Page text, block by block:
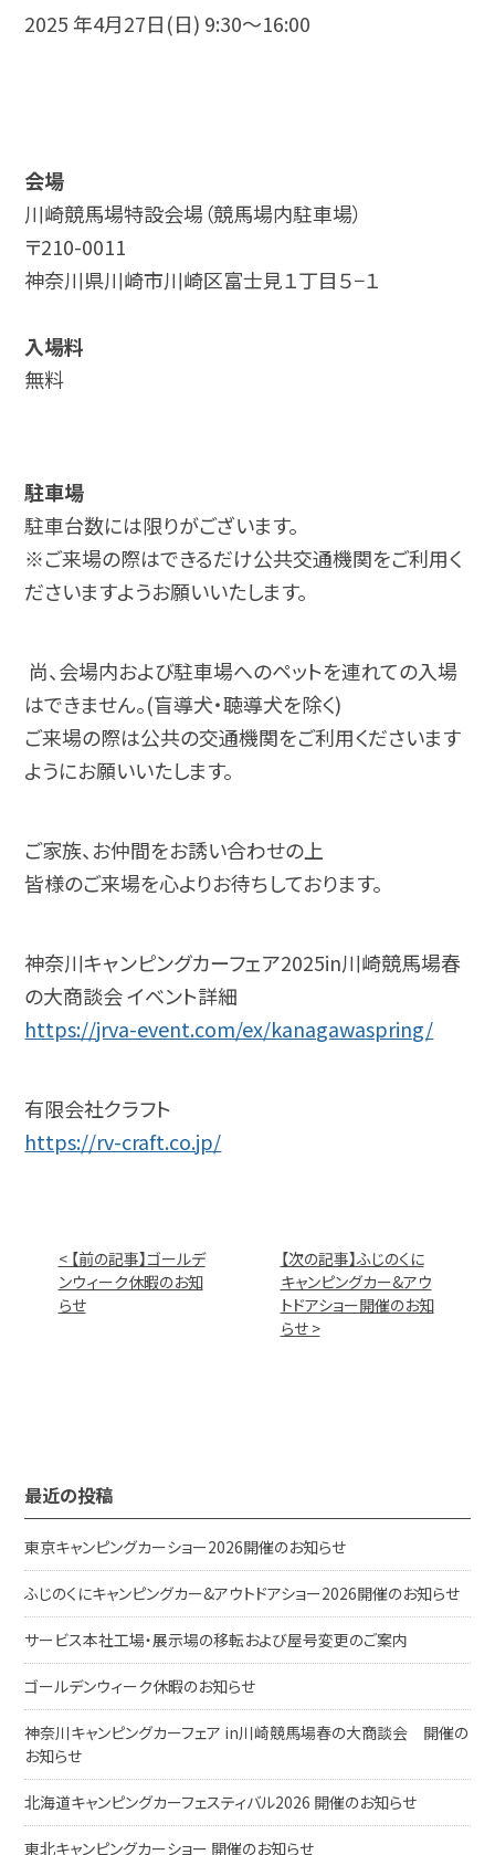
2025 年4月27日(日) 9:30～16:00
会場
川崎競馬場特設会場（競馬場内駐車場）
〒210-0011
神奈川県川崎市川崎区富士見１丁目５−１
入場料
無料
駐車場
駐車台数には限りがございます。
※ご来場の際はできるだけ公共交通機関をご利用く
ださいますようお願いいたします。
尚、会場内および駐車場へのペットを連れての入場
はできません。(盲導犬・聴導犬を除く)
ご来場の際は公共の交通機関をご利用くださいます
ようにお願いいたします。
ご家族、お仲間をお誘い合わせの上
皆様のご来場を心よりお待ちしております。
神奈川キャンピングカーフェア2025in川崎競馬場春
の大商談会 イベント詳細
https://jrva-event.com/ex/kanagawaspring/
有限会社クラフト
https://rv-craft.co.jp/
< 【前の記事】ゴールデ
ンウィーク休暇のお知
らせ
【次の記事】ふじのくに
キャンピングカー&アウ
トドアショー開催のお知
らせ >
最近の投稿
東京キャンピングカーショー2026開催のお知らせ
ふじのくにキャンピングカー&アウトドアショー2026開催のお知らせ
サービス本社工場・展示場の移転および屋号変更のご案内
ゴールデンウィーク休暇のお知らせ
神奈川キャンピングカーフェア in川崎競馬場春の大商談会 開催の
お知らせ
北海道キャンピングカーフェスティバル2026 開催のお知らせ
東北キャンピングカーショー 開催のお知らせ